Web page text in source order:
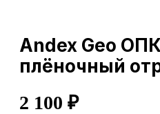
Andex Geo
плёночный
2 100 ₽